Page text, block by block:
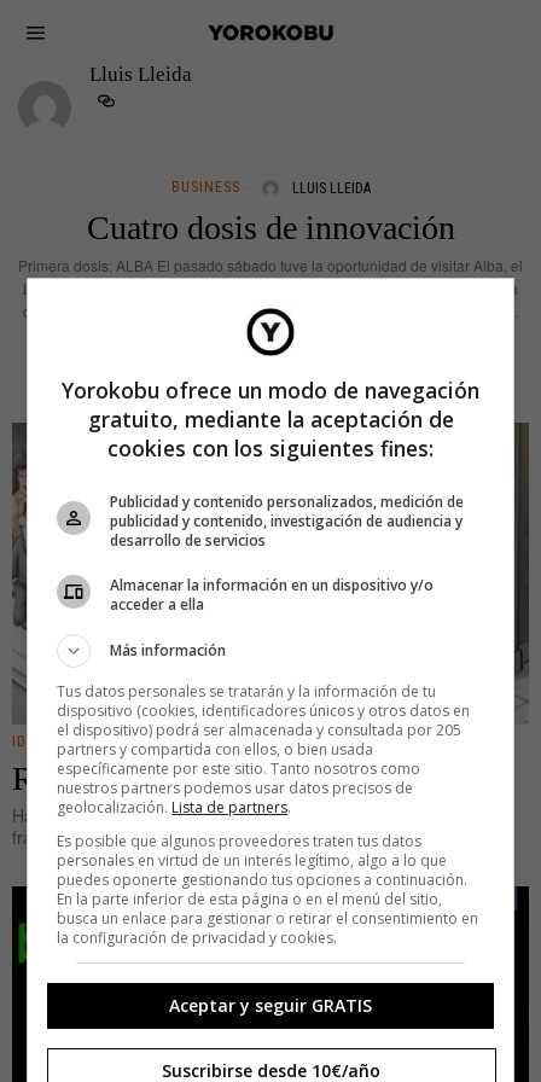
Lluis Lleida
BUSINESS LLUIS LLEIDA
Cuatro dosis de innovación
Primera dosis: ALBA El pasado sábado tuve la oportunidad de visitar Alba, el
Laboratorio de Luz de Sincrotrón recientemente inaugurado en Cerdanyola
del Vallès, junto al campus de la Universitat Autònoma de Barcelona (UAB).
LEER MÁS
IDEAS
Realidades incómodas
Hace unos días participé como ponente en el congreso de
franquiciados de una importante marca de
Yorokobu ofrece un modo de navegación
gratuito, mediante la aceptación de
cookies con los siguientes fines:
Publicidad y contenido personalizados, medición de
publicidad y contenido, investigación de audiencia y
desarrollo de servicios
Almacenar la información en un dispositivo y/o
acceder a ella
Más información
Tus datos personales se tratarán y la información de tu
dispositivo (cookies, identificadores únicos y otros datos en
el dispositivo) podrá ser almacenada y consultada por 205
partners y compartida con ellos, o bien usada
específicamente por este sitio. Tanto nosotros como
nuestros partners podemos usar datos precisos de
geolocalización. Lista de partners.
Es posible que algunos proveedores traten tus datos
personales en virtud de un interés legítimo, algo a lo que
puedes oponerte gestionando tus opciones a continuación.
En la parte inferior de esta página o en el menú del sitio,
busca un enlace para gestionar o retirar el consentimiento en
la configuración de privacidad y cookies.
Aceptar y seguir GRATIS
Suscribirse desde 10€/año